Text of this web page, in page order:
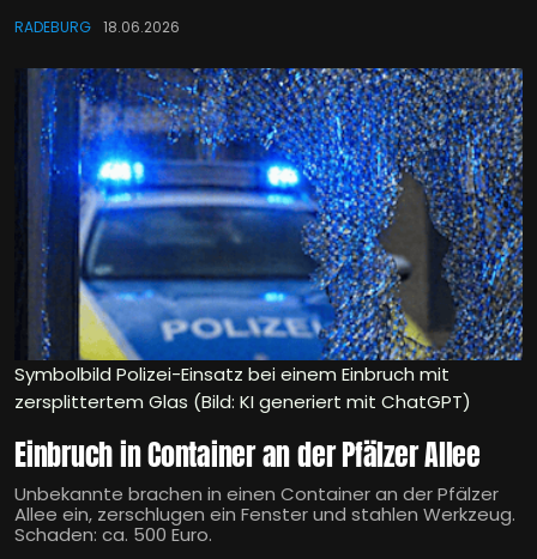
RADEBURG 18.06.2026
Symbolbild Polizei-Einsatz bei einem Einbruch mit
zersplittertem Glas (Bild: KI generiert mit ChatGPT)
Einbruch in Container an der Pfälzer Allee
Unbekannte brachen in einen Container an der Pfälzer
Allee ein, zerschlugen ein Fenster und stahlen Werkzeug.
Schaden: ca. 500 Euro.